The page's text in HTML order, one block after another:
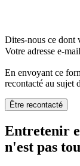
Dites-nous ce dont
Votre adresse e-mail
En envoyant ce
recontacté au sujet
Être recontacté
Entretenir
n'est pas